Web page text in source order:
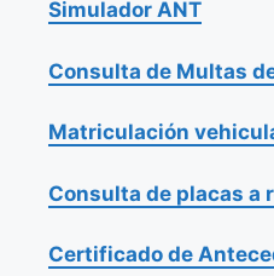
Simulador ANT
Consulta de Multas
Matriculación
Consulta de placas a
Certificado de